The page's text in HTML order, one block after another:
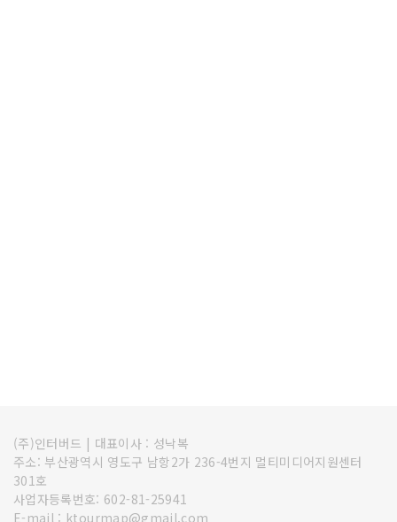
(주)인터버드 | 대표이사 : 성낙복
주소: 부산광역시 영도구 남항2가 236-4번지 멀티미디어지원센터
301호
사업자등록번호: 602-81-25941
E-mail : ktourmap@gmail.com